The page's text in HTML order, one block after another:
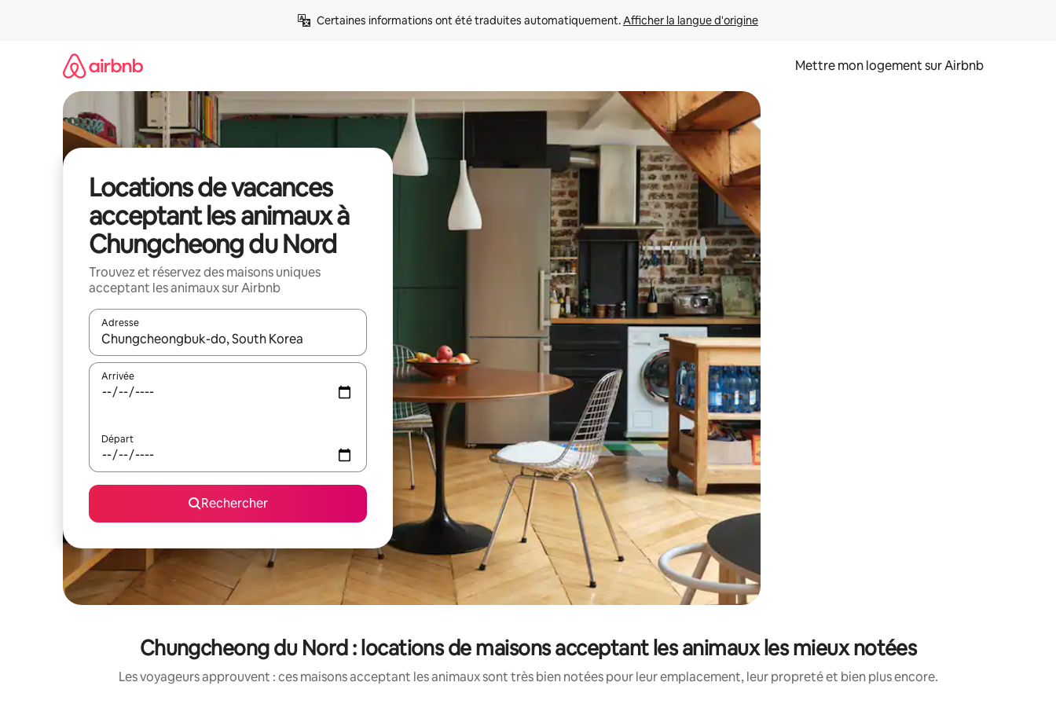
Certaines informations ont été traduites automatiquement. Afficher la langue d'origine
Mettre mon logement sur Airbnb
Locations de vacances
acceptant les animaux à
Chungcheong du Nord
Trouvez et réservez des maisons uniques
acceptant les animaux sur Airbnb
Adresse
Lorsque les résultats s'affichent, utilisez les flèches vers le haut et vers le bas pour les parcourir ou en appuyant et en faisant glisser.
Arrivée
Départ
Rechercher
Chungcheong du Nord : locations de maisons acceptant les animaux les mieux notées
Les voyageurs approuvent : ces maisons acceptant les animaux sont très bien notées pour leur emplacement, leur propreté et bien plus encore.